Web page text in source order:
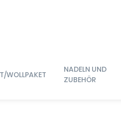
WOLLPAKET
NADELN UND
ZUBEHÖR